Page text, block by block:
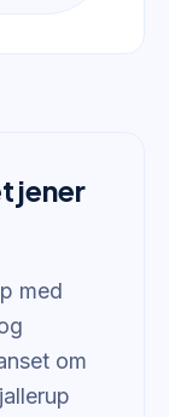
med
om